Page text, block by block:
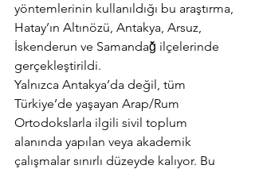
yöntemlerinin kullanıldığı bu araştırma,
Hatay’ın Altınözü, Antakya, Arsuz,
İskenderun ve Samandağ̆ ilçelerinde
gerçekleştirildi.
Yalnızca Antakya’da değil, tüm
Türkiye’de yaşayan Arap/Rum
Ortodokslarla ilgili sivil toplum
alanında yapılan veya akademik
çalışmalar sınırlı düzeyde kalıyor. Bu